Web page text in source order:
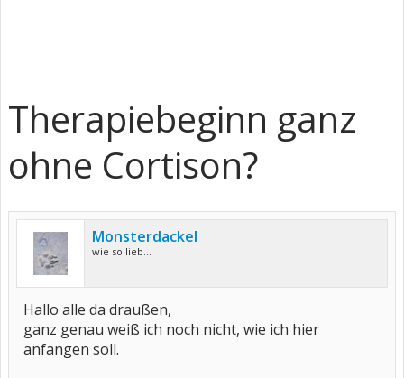
Therapiebeginn ganz
ohne Cortison?
Monsterdackel
wie so lieb...
Hallo alle da draußen,
ganz genau weiß ich noch nicht, wie ich hier
anfangen soll.